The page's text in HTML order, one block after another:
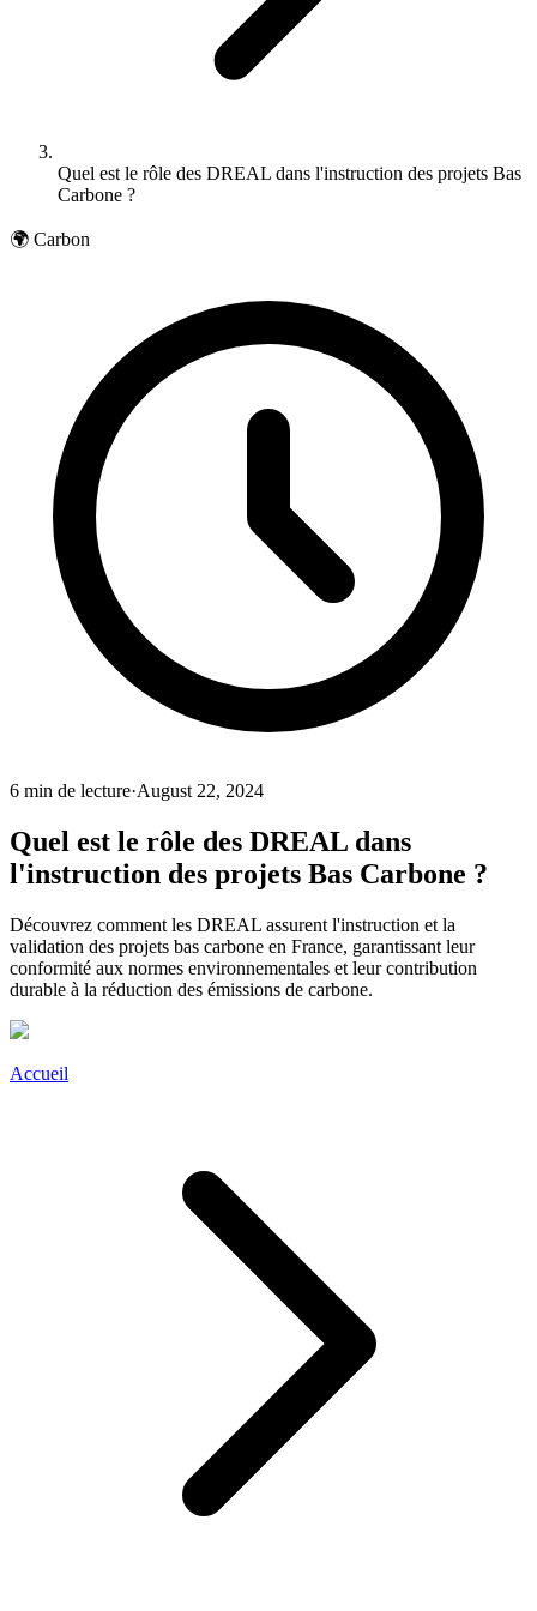
Quel est le rôle des DREAL dans l'instruction des projets Bas
Carbone ?
🌍 Carbon
6 min de lecture·August 22, 2024
Quel est le rôle des DREAL dans
l'instruction des projets Bas Carbone ?
Découvrez comment les DREAL assurent l'instruction et la
validation des projets bas carbone en France, garantissant leur
conformité aux normes environnementales et leur contribution
durable à la réduction des émissions de carbone.
Accueil